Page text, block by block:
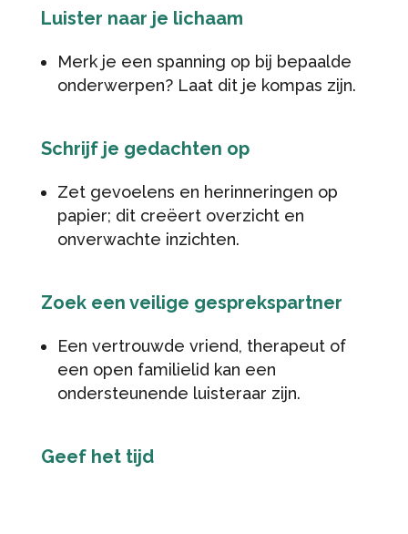
Luister naar je lichaam
Merk je een spanning op bij bepaalde
onderwerpen? Laat dit je kompas zijn.
Schrijf je gedachten op
Zet gevoelens en herinneringen op
papier; dit creëert overzicht en
onverwachte inzichten.
Zoek een veilige gesprekspartner
Een vertrouwde vriend, therapeut of
een open familielid kan een
ondersteunende luisteraar zijn.
Geef het tijd